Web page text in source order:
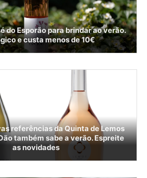
do Esporão para brindar ao verão.
e custa menos de 10€
referências da Quinta de Lemos
também sabe a verão. Espreite
as novidades